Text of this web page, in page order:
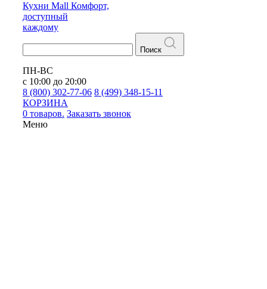
Кухни Mall Комфорт,
доступный
каждому
Поиск
ПН-ВС
с 10:00 до 20:00
8 (800) 302-77-06 8 (499) 348-15-11
КОРЗИНА
0 товаров. Заказать звонок
Меню